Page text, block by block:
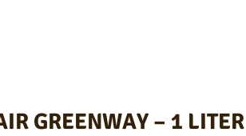
GREENWAY – 1 LITER